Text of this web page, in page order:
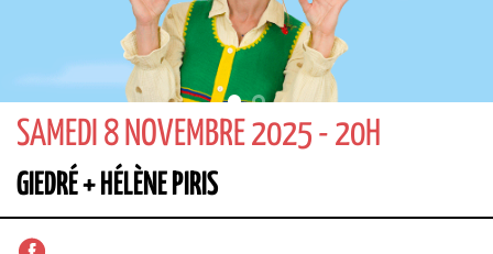
SAMEDI 8 NOVEMBRE 2025 - 20H
GIEDRÉ + HÉLÈNE PIRIS